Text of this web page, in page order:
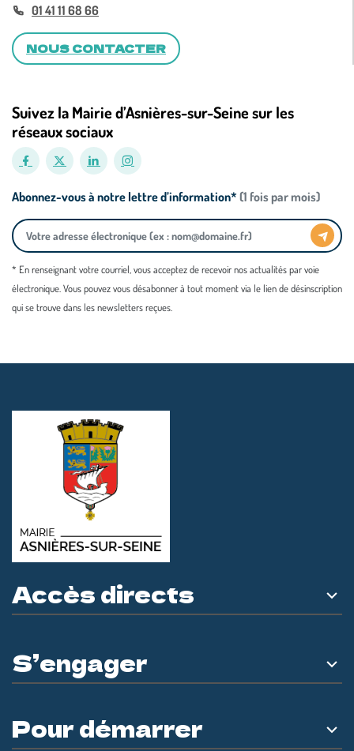
01 41 11 68 66
NOUS CONTACTER
Suivez la Mairie d’Asnières-sur-Seine sur les
réseaux sociaux
Abonnez-vous à notre lettre d’information* (1 fois par mois)
* En renseignant votre courriel, vous acceptez de recevoir nos actualités par voie
électronique. Vous pouvez vous désabonner à tout moment via le lien de désinscription
qui se trouve dans les newsletters reçues.
Accès directs
S’engager
Pour démarrer